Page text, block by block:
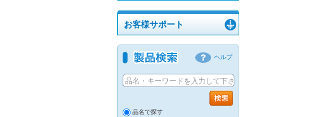
お客様サポート
ヘルプ
品名で探す